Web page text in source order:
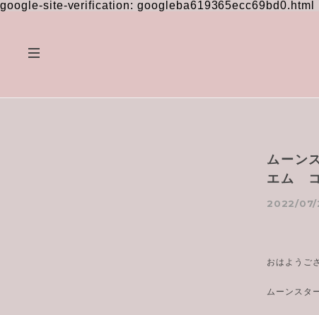
google-site-verification: googleba619365ecc69bd0.html
ムーン
エム
2022/07/
おはようご
ムーンス